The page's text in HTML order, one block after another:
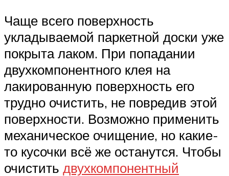
Чаще всего поверхность
укладываемой паркетной доски уже
покрыта лаком. При попадании
двухкомпонентного клея на
лакированную поверхность его
трудно очистить, не повредив этой
поверхности. Возможно применить
механическое очищение, но какие-
то кусочки всё же останутся. Чтобы
очистить двухкомпонентный